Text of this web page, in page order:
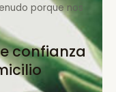
porque nos
confianza